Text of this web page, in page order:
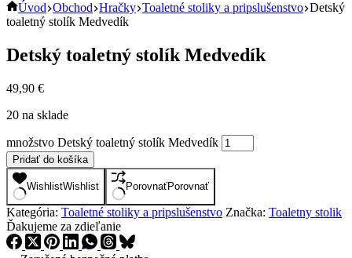
Úvod Obchod Hračky Toaletné stoliky a pripslušenstvo Detský
toaletný stolík Medvedík
Detský toaletný stolík Medvedík
49,90 €
20 na sklade
množstvo Detský toaletný stolík Medvedík
Pridať do košíka
WishlistWishlist PorovnaťPorovnať
Kategória: Toaletné stoliky a pripslušenstvo Značka: Toaletny stolik
Ďakujeme za zdieľanie